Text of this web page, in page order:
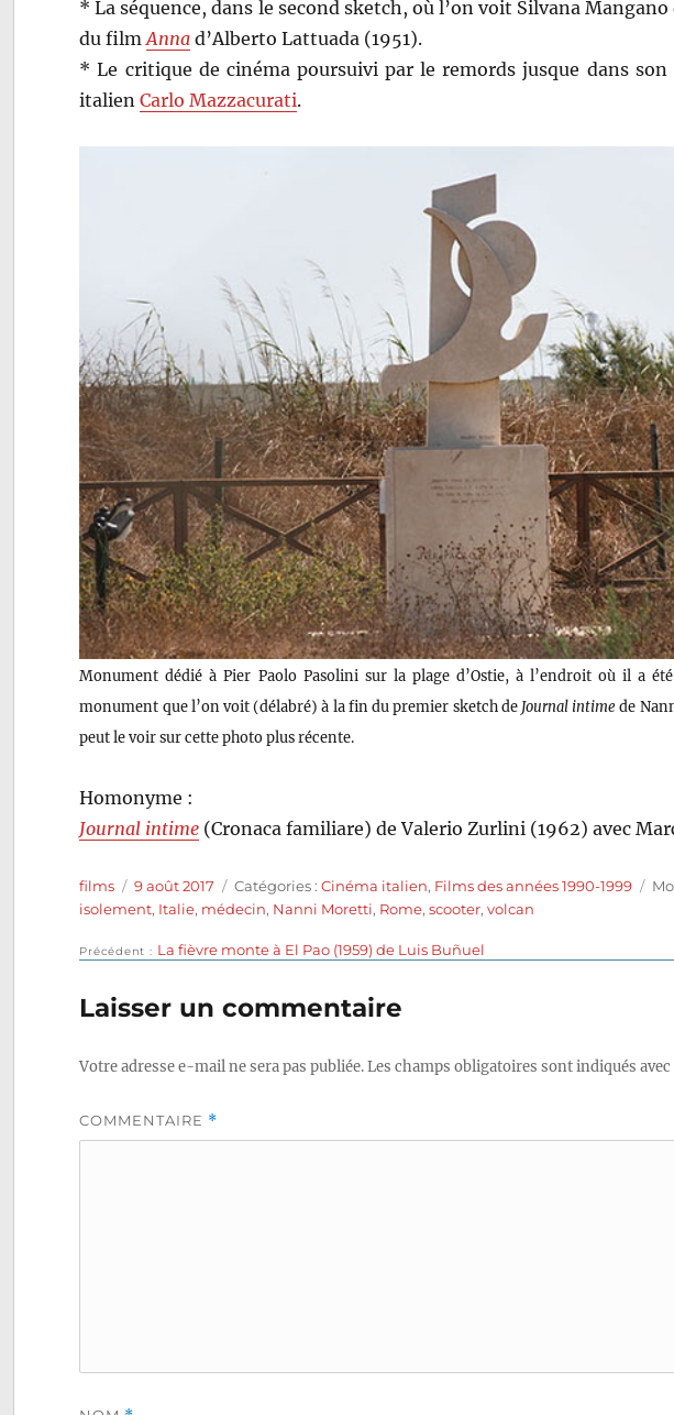
* La séquence, dans le second sketch, où l’on voit Silvana
du filmAnna d’Alberto Lattuada (1951).
* Le critique de cinéma poursuivi par le remords jusque dans
italienCarlo Mazzacurati.
Monument dédié à Pier Paolo Pasolini sur la plage d’Ostie, à l’endroit où il a été
monument que l’on voit (délabré) à la fin du premier sketch de Journal intimede
peut le voir sur cette photo plus récente.
Homonyme :
Journal intime (Cronaca familiare) de Valerio Zurlini (1962) avec
Auteur
films
Publié
le
9 août 2017 Catégories
Catégories :Cinéma italien, Films des années 1990-1999
isolement, Italie, médecin, Nanni Moretti, Rome,scooter,volcan
Navigation
de
l’article
Précédent
Publication
La fièvre monte à El Pao (1959) de Luis Buñuel
Laisser un commentaire
Votre adresse e-mail ne sera pas publiée.Les champs obligatoires sont indiqués avec
COMMENTAIRE *